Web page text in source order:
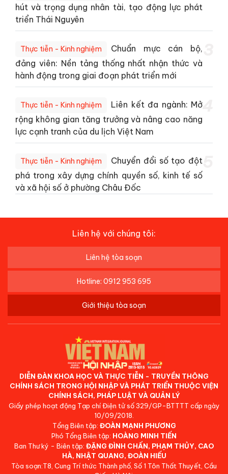
hút và trọng dụng nhân tài, tạo động lực phát
triển Thái Nguyên
Thực tiễn - Kinh nghiệm
Chuẩn mực cán bộ,
đảng viên: Nền tảng thống nhất nhận thức và
hành động trong giai đoạn phát triển mới
Thực tiễn - Kinh nghiệm
Liên kết đa ngành: Mở
rộng không gian tăng trưởng và nâng cao năng
lực cạnh tranh của du lịch Việt Nam
4
Thực tiễn - Kinh nghiệm
Chuyển đổi số tạo đột
phá trong xây dựng chính quyền số, kinh tế số
và xã hội số ở phường Châu Đốc
Liên hệ với chúng tôi:
Liên hệ tòa soạn
Hotline: 0912 953 695
Giới thiệu tòa soạn
DIỄN ĐÀN KHOA HỌC VÀ THỰC TIỄN - TRUYỀN THÔNG
CHÍNH SÁCH TRONG HỘI NHẬP VÀ PHÁT TRIỂN THUỘC VIỆN
CHÍNH SÁCH, PHÁP LUẬT VÀ QUẢN LÝ
Giấy phép hoạt động Tạp chí Điện tử số 329/GP-BTTTT cấp ngày
10/09/2018.
Tổng Biên tập: ĐOÀN MẠNH PHƯƠNG
Phó Tổng Biên tập: HOÀNG MINH TIẾN
Ban Thư ký - Biên tập: ĐẶNG ĐÌNH CHẤN, PHẠM THỦY, CAO
HÀ, NHẬT QUANG, ĐOÀN HIẾU
Tòa soạn:T8, Cung Trí thức Thành phố, Số 1 Tôn Thất Thuyết, Cầu